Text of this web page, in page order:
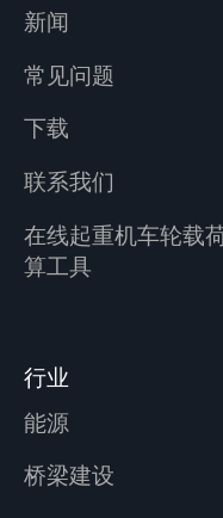
新闻
常见问题
下载
联系我们
在线起重机车轮载
算工具
行业
能源
桥梁建设